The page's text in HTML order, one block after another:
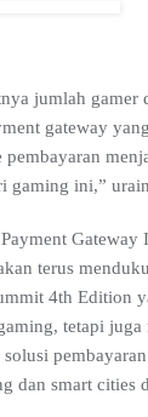
jumlah gamer
gateway
gaming ini,”
Gateway
terus
4th Edition
tetapi juga
dan smart cities